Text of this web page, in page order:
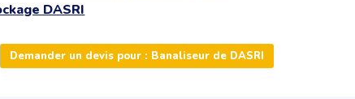
DASRI
Demander un devis pour : Banaliseur de DASRI